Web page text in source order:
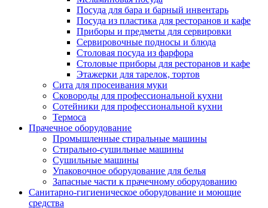
Посуда для бара и барный инвентарь
Посуда из пластика для ресторанов и кафе
Приборы и предметы для сервировки
Сервировочные подносы и блюда
Столовая посуда из фарфора
Столовые приборы для ресторанов и кафе
Этажерки для тарелок, тортов
Сита для просеивания муки
Сковороды для профессиональной кухни
Сотейники для профессиональной кухни
Термоса
Прачечное оборудование
Промышленные стиральные машины
Стирально-сушильные машины
Сушильные машины
Упаковочное оборудование для белья
Запасные части к прачечному оборудованию
Санитарно-гигиеническое оборудование и моющие
средства